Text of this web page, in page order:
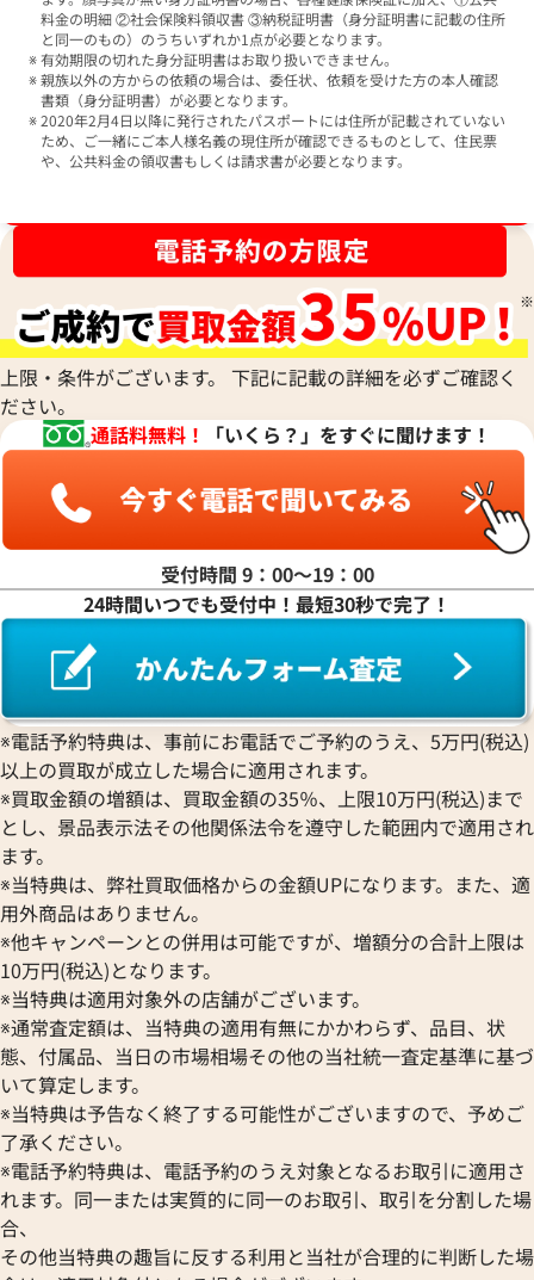
料金の明細 ②社会保険料領収書 ③納税証明書（身分証明書に記載の住所
と同一のもの）のうちいずれか1点が必要となります。
有効期限の切れた身分証明書はお取り扱いできません。
親族以外の方からの依頼の場合は、委任状、依頼を受けた方の本人確認
書類（身分証明書）が必要となります。
2020年2月4日以降に発行されたパスポートには住所が記載されていない
ため、ご一緒にご本人様名義の現住所が確認できるものとして、住民票
や、公共料金の領収書もしくは請求書が必要となります。
上限・条件がございます。 下記に記載の詳細を必ずご確認く
ださい。
通話料無料！
「いくら？」をすぐに聞けます！
受付時間 9：00〜19：00
24時間いつでも受付中！最短30秒で完了！
※電話予約特典は、事前にお電話でご予約のうえ、5万円(税込)
以上の買取が成立した場合に適用されます。
※買取金額の増額は、買取金額の35％、上限10万円(税込)まで
とし、景品表示法その他関係法令を遵守した範囲内で適用され
ます。
※当特典は、弊社買取価格からの金額UPになります。また、適
用外商品はありません。
※他キャンペーンとの併用は可能ですが、増額分の合計上限は
10万円(税込)となります。
※当特典は適用対象外の店舗がございます。
※通常査定額は、当特典の適用有無にかかわらず、品目、状
態、付属品、当日の市場相場その他の当社統一査定基準に基づ
いて算定します。
※当特典は予告なく終了する可能性がございますので、予めご
了承ください。
※電話予約特典は、電話予約のうえ対象となるお取引に適用さ
れます。同一または実質的に同一のお取引、取引を分割した場
合、
その他当特典の趣旨に反する利用と当社が合理的に判断した場